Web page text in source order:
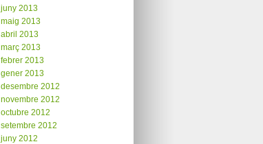
juny 2013
maig 2013
abril 2013
març 2013
febrer 2013
gener 2013
desembre 2012
novembre 2012
octubre 2012
setembre 2012
juny 2012